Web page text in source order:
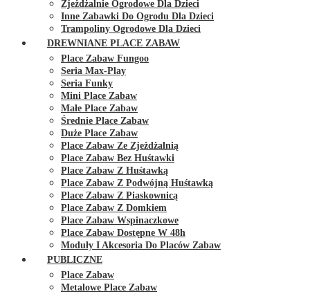
Zjeżdżalnie Ogrodowe Dla Dzieci
Inne Zabawki Do Ogrodu Dla Dzieci
Trampoliny Ogrodowe Dla Dzieci
DREWNIANE PLACE ZABAW
Place Zabaw Fungoo
Seria Max-Play
Seria Funky
Mini Place Zabaw
Małe Place Zabaw
Średnie Place Zabaw
Duże Place Zabaw
Place Zabaw Ze Zjeżdżalnią
Place Zabaw Bez Huśtawki
Place Zabaw Z Huśtawką
Place Zabaw Z Podwójną Huśtawką
Place Zabaw Z Piaskownicą
Place Zabaw Z Domkiem
Place Zabaw Wspinaczkowe
Place Zabaw Dostępne W 48h
Moduły I Akcesoria Do Placów Zabaw
PUBLICZNE
Place Zabaw
Metalowe Place Zabaw